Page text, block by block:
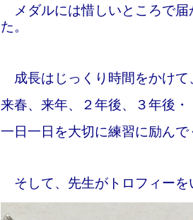
メダルには惜しいところで届
た。
成長はじっくり時間をかけて、
来春、来年、２年後、３年後
一日一日を大切に練習に励んで
そして、先生がトロフィーを